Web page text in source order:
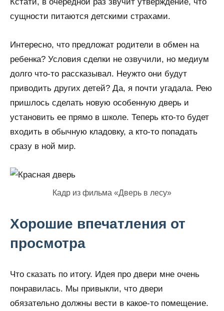
сущности питаются детскими страхами.
Интересно, что предложат родители в обмен на
ребенка? Условия сделки не озвучили, но медиум
долго что-то рассказывал. Неужто они будут
приводить других детей? Да, я почти угадала. Рею
пришлось сделать новую особенную дверь и
установить ее прямо в школе. Теперь кто-то будет
входить в обычную кладовку, а кто-то попадать
сразу в ной мир.
Кадр из фильма «Дверь в лесу»
Хорошие впечатления от
просмотра
Что сказать по итогу. Идея про двери мне очень
понравилась. Мы привыкли, что двери
обязательно должны вести в какое-то помещение.